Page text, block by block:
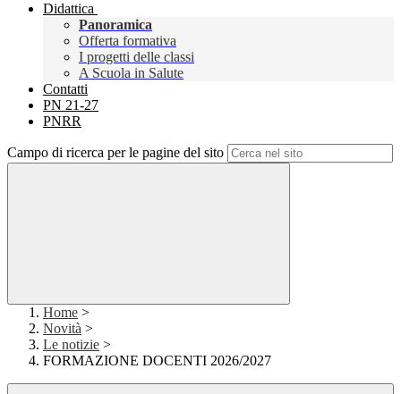
Didattica
Panoramica
Offerta formativa
I progetti delle classi
A Scuola in Salute
Contatti
PN 21-27
PNRR
Campo di ricerca per le pagine del sito
Home >
Novità >
Le notizie >
FORMAZIONE DOCENTI 2026/2027